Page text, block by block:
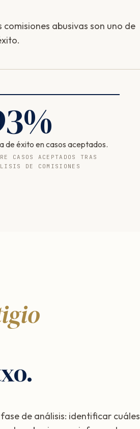
abusivas son uno de
%
de éxito en casos aceptados.
CASOS ACEPTADOS TRAS
DE COMISIONES
de análisis: identificar cuáles